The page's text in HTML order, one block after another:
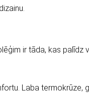
ir tāda, kas palīdz
Laba termokrūze,